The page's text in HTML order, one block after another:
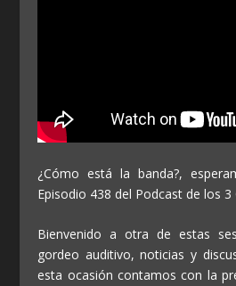
¿Cómo está la banda?,
Episodio 438 del Podcast de los
Bienvenido a otra de estas
gordeo auditivo, noticias y
esta ocasión contamos con la